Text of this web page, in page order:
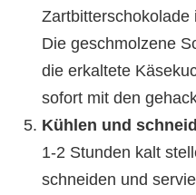
Zartbitterschokolade
Die geschmolzene
die erkaltete
sofort mit den
Kühlen und
1-2 Stunden kalt
schneiden und